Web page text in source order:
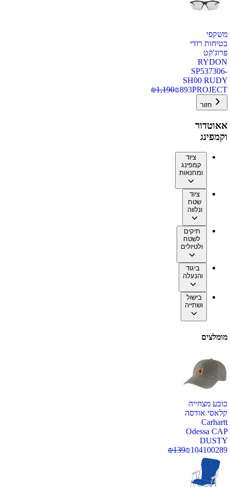
משקפי
בטיחות רודי
פרוג'קט
RYDON
SP537306-
SH00 RUDY
PROJECT
₪893
₪1,190
חזור
אאוטדור
וקמפינג
ציוד
קמפינג
ומחנאות
ציוד
שטח
ונלווה
תיקים
לשטח
ולטיולים
ביגוד
והנעלה
בישול
ושתייה
מומלצים
כובע מצחייה
קלאסי אודסה
Carhartt
Odessa CAP
DUSTY
100289
₪104
₪139